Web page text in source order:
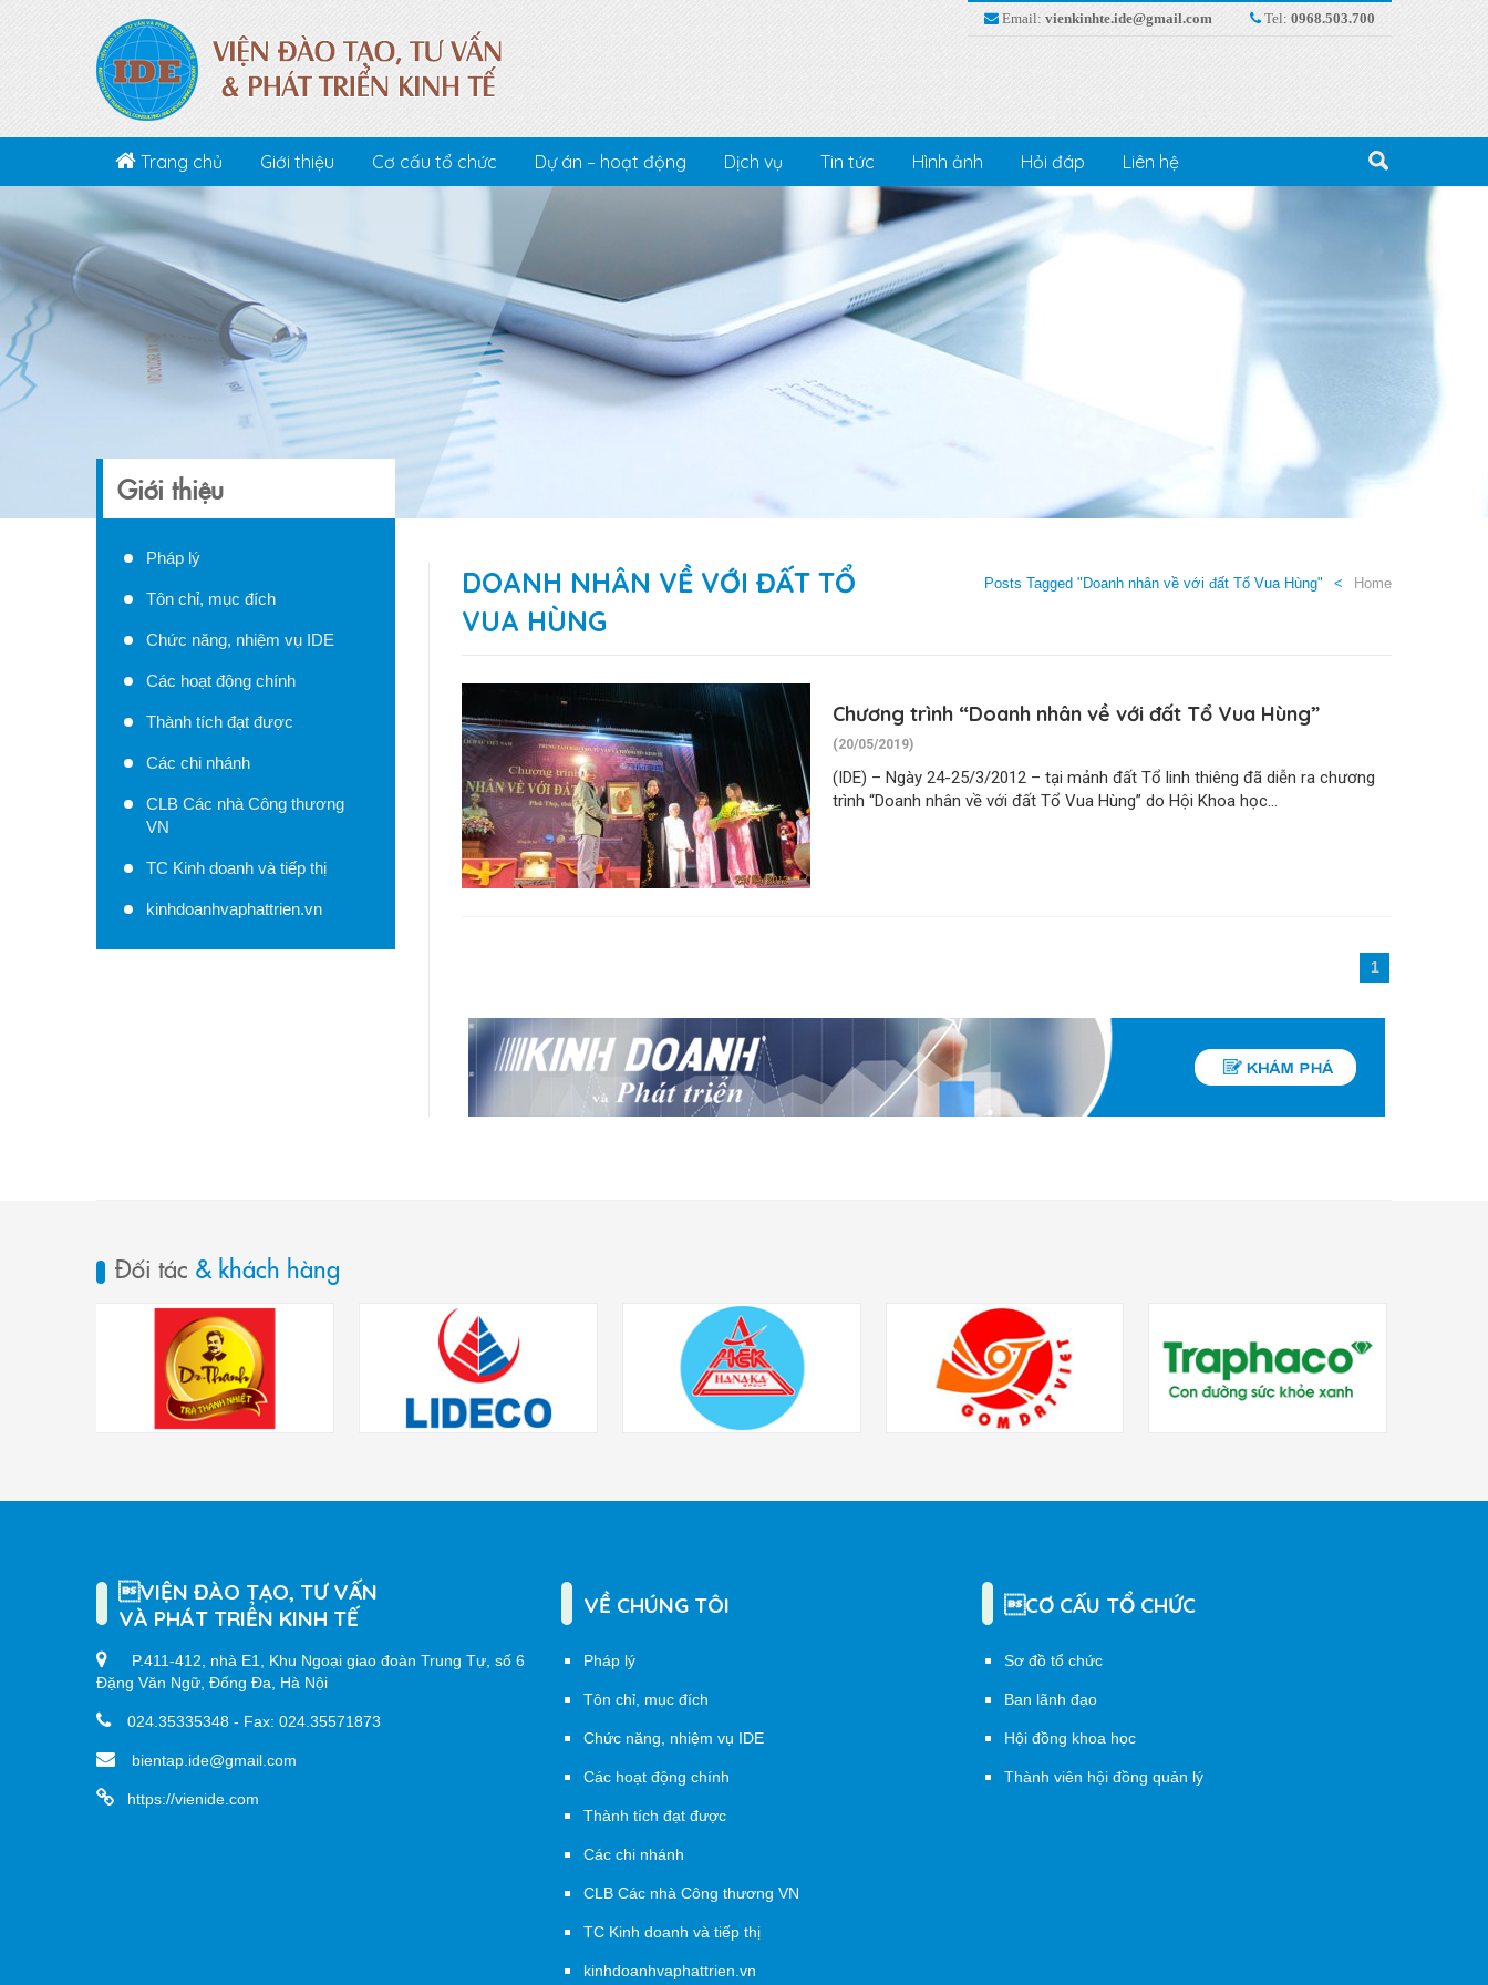
Email: vienkinhte.ide@gmail.com Tel: 0968.503.700
Trang chủ Giới thiệu Cơ cấu tổ chức Dự án – hoạt động Dịch vụ Tin tức Hình ảnh Hỏi đáp Liên hệ
DOANH NHÂN VỀ VỚI ĐẤT TỔ
VUA HÙNG
Home
Posts Tagged "Doanh nhân về với đất Tổ Vua Hùng"
Chương trình “Doanh nhân về với đất Tổ Vua Hùng”
(20/05/2019)
(IDE) – Ngày 24-25/3/2012 – tại mảnh đất Tổ linh thiêng đã diễn ra chương
trình “Doanh nhân về với đất Tổ Vua Hùng” do Hội Khoa học...
1
Giới thiệu
Pháp lý
Tôn chỉ, mục đích
Chức năng, nhiệm vụ IDE
Các hoạt động chính
Thành tích đạt được
Các chi nhánh
CLB Các nhà Công thương
VN
TC Kinh doanh và tiếp thị
kinhdoanhvaphattrien.vn
Đối tác & khách hàng
VIỆN ĐÀO TẠO, TƯ VẤN
VÀ PHÁT TRIỂN KINH TẾ
P.411-412, nhà E1, Khu Ngoại giao đoàn Trung Tự, số 6
Đặng Văn Ngữ, Đống Đa, Hà Nội
024.35335348 - Fax: 024.35571873
bientap.ide@gmail.com
https://vienide.com
VỀ CHÚNG TÔI
Pháp lý
Tôn chỉ, mục đích
Chức năng, nhiệm vụ IDE
Các hoạt động chính
Thành tích đạt được
Các chi nhánh
CLB Các nhà Công thương VN
TC Kinh doanh và tiếp thị
kinhdoanhvaphattrien.vn
CƠ CẤU TỔ CHỨC
Sơ đồ tổ chức
Ban lãnh đạo
Hội đồng khoa học
Thành viên hội đồng quản lý